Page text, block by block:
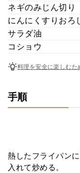
ネギのみじん切り
にんにくすりおろ
サラダ油
コショウ
料理を安全に楽しむた
手順
熱したフライパン
入れて炒める。